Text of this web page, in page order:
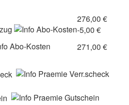
276,00 €
-5,00 €
271,00 €